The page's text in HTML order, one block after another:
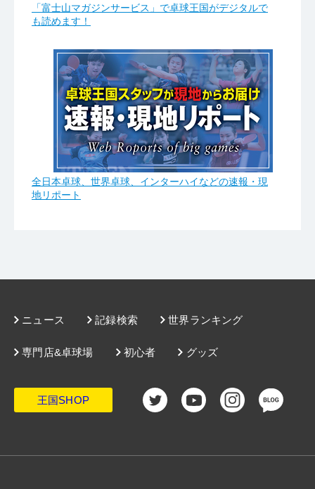
「富士山マガジンサービス」で卓球王国がデジタルで
も読めます！
全日本卓球、世界卓球、インターハイなどの速報・現
地リポート
ニュース 記録検索 世界ランキング
グッズ
専門店&卓球場 初心者
王国SHOP